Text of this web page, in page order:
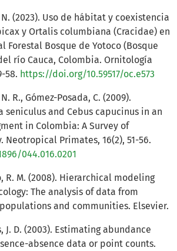
(2023). Uso de hábitat y coexistencia
y Ortalis columbiana (Cracidae) en
Forestal Bosque de Yotoco (Bosque
río Cauca, Colombia. Ornitología
58. https://doi.org/10.59517/oc.e573
R., Gómez-Posada, C. (2009).
and Cebus capucinus in an
in Colombia: A Survey of
Neotropical Primates, 16(2), 51-56.
044.016.0201
R. M. (2008). Hierarchical modeling
The analysis of data from
and communities. Elsevier.
J. D. (2003). Estimating abundance
absence data or point counts.